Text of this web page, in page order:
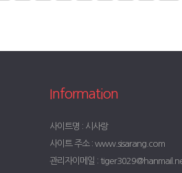
Information
사이트명 : 시사랑
사이트 주소 : www.sisarang.com
관리자이메일 :